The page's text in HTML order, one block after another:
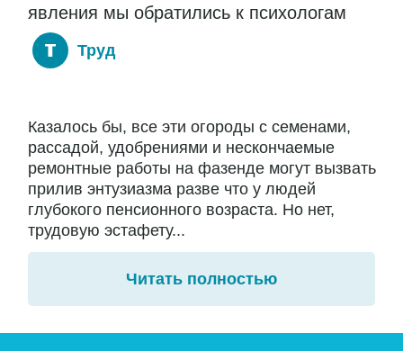
явления мы обратились к психологам
Труд
Казалось бы, все эти огороды с семенами,
рассадой, удобрениями и нескончаемые
ремонтные работы на фазенде могут вызвать
прилив энтузиазма разве что у людей
глубокого пенсионного возраста. Но нет,
трудовую эстафету...
Читать полностью